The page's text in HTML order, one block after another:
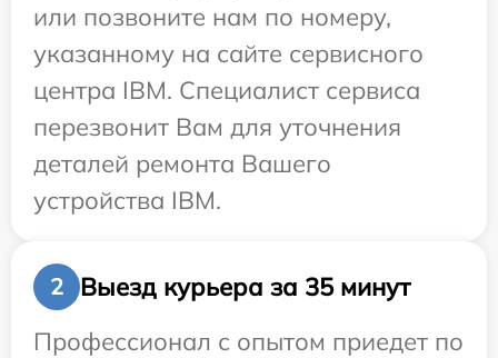
или позвоните нам по номеру,
указанному на сайте сервисного
центра IBM. Специалист сервиса
перезвонит Вам для уточнения
деталей ремонта Вашего
устройства IBM.
2
Выезд курьера за 35 минут
Профессионал с опытом приедет по